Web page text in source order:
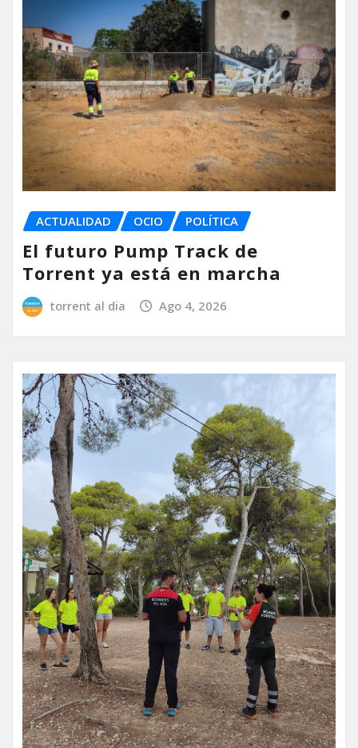
ACTUALIDAD OCIO POLÍTICA
El futuro Pump Track de
Torrent ya está en marcha
torrent al dia Ago 4, 2026